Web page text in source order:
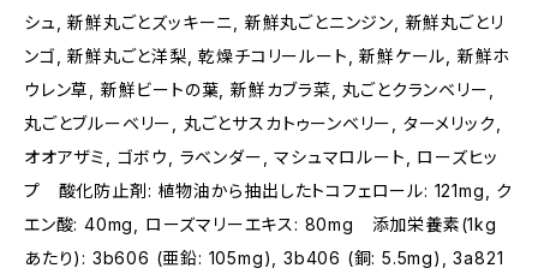
シュ, 新鮮丸ごとズッキーニ, 新鮮丸ごとニンジン, 新鮮丸ごとリ
ンゴ, 新鮮丸ごと洋梨, 乾燥チコリールート, 新鮮ケール, 新鮮ホ
ウレン草, 新鮮ビートの葉, 新鮮カブラ菜, 丸ごとクランベリー,
丸ごとブルーベリー, 丸ごとサスカトゥーンベリー, ターメリック,
オオアザミ, ゴボウ, ラベンダー, マシュマロルート, ローズヒッ
プ 酸化防止剤: 植物油から抽出したトコフェロール: 121mg, ク
エン酸: 40mg, ローズマリーエキス: 80mg 添加栄養素(1kg
あたり): 3b606 (亜鉛: 105mg), 3b406 (銅: 5.5mg), 3a821